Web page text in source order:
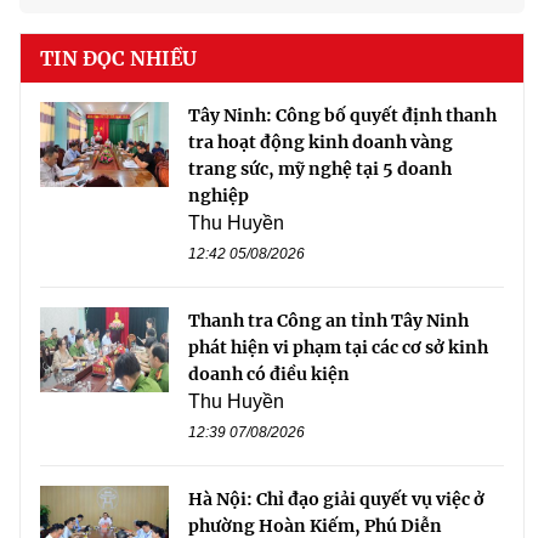
TIN ĐỌC NHIỀU
Tây Ninh: Công bố quyết định thanh
tra hoạt động kinh doanh vàng
trang sức, mỹ nghệ tại 5 doanh
nghiệp
Thu Huyền
12:42 05/08/2026
Thanh tra Công an tỉnh Tây Ninh
phát hiện vi phạm tại các cơ sở kinh
doanh có điều kiện
Thu Huyền
12:39 07/08/2026
Hà Nội: Chỉ đạo giải quyết vụ việc ở
phường Hoàn Kiếm, Phú Diễn